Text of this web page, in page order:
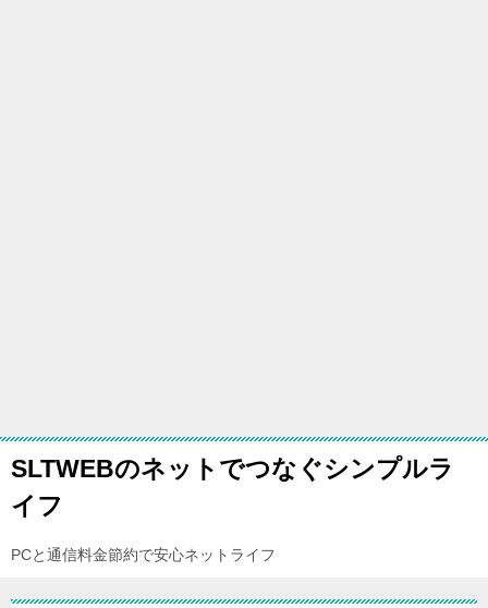
SLTWEBのネットでつなぐシンプルラ
イフ
PCと通信料金節約で安心ネットライフ